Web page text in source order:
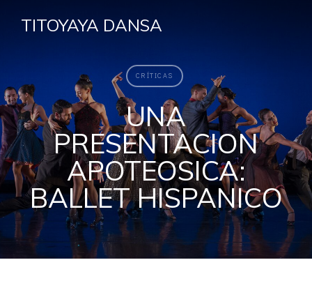
TITOYAYA DANSA
CRÍTICAS
UNA
PRESENTACION
APOTEOSICA:
BALLET HISPANICO